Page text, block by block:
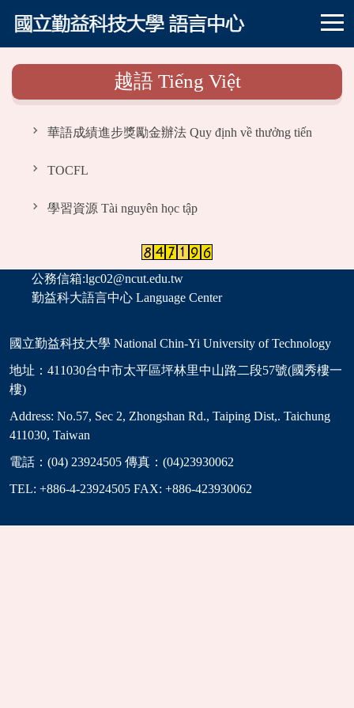
跳
到
主
要
越語 Tiếng Việt
華語成績進步獎勵金辦法 Quy định về thưởng tiến
TOCFL
學習資源 Tài nguyên học tập
國立勤益科技大學 National Chin-Yi University of Technology
地址：411030台中市太平區坪林里中山路二段57號(國秀樓一
樓)
Address: No.57, Sec 2, Zhongshan Rd., Taiping Dist,. Taichung
411030, Taiwan
電話：(04) 23924505 傳真：(04)23930062
TEL: +886-4-23924505 FAX: +886-423930062
公務信箱:lgc02@ncut.edu.tw
勤益科大語言中心 Language Center